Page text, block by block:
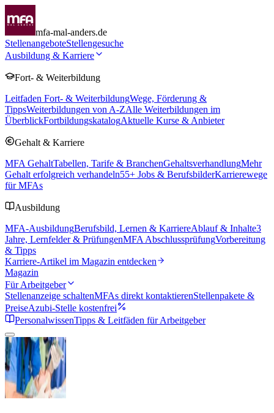
mfa-mal-anders.de
StellenangeboteStellengesuche
Ausbildung & Karriere
Fort- & Weiterbildung
Leitfaden Fort- & WeiterbildungWege, Förderung &
TippsWeiterbildungen von A-ZAlle Weiterbildungen im
ÜberblickFortbildungskatalogAktuelle Kurse & Anbieter
Gehalt & Karriere
MFA GehaltTabellen, Tarife & BranchenGehaltsverhandlungMehr
Gehalt erfolgreich verhandeln55+ Jobs & BerufsbilderKarrierewege
für MFAs
Ausbildung
MFA-AusbildungBerufsbild, Lernen & KarriereAblauf & Inhalte3
Jahre, Lernfelder & PrüfungenMFA AbschlussprüfungVorbereitung
& Tipps
Karriere-Artikel im Magazin entdecken
Magazin
Für Arbeitgeber
Stellenanzeige schaltenMFAs direkt kontaktierenStellenpakete &
PreiseAzubi-Stelle kostenfrei
PersonalwissenTipps & Leitfäden für Arbeitgeber